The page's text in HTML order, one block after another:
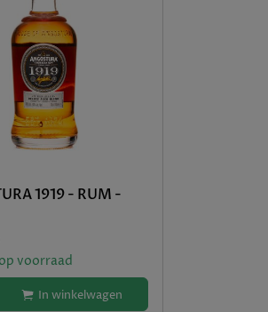
1919 - RUM -
op voorraad
In winkelwagen